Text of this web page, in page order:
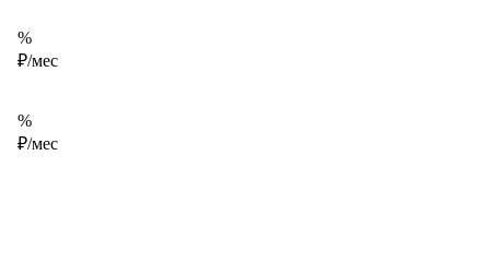
%
₽/мес
%
₽/мес